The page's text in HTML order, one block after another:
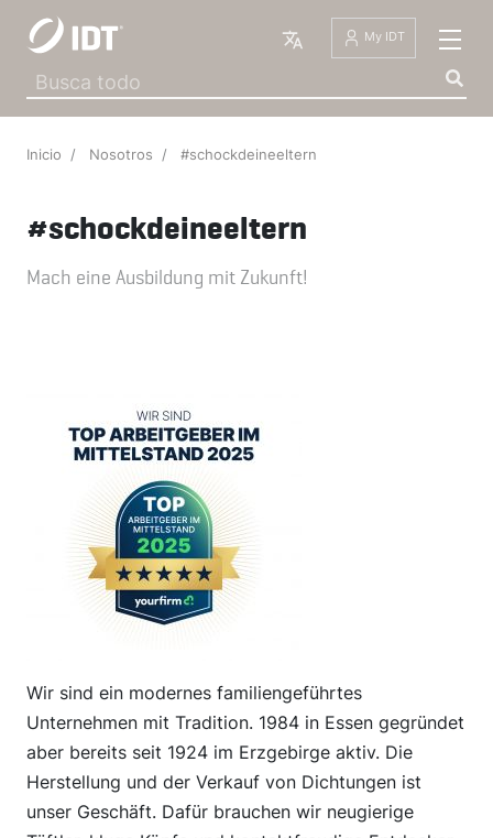
Español My IDT
Inicio Nosotros #schockdeineeltern
#schockdeineeltern
Mach eine Ausbildung mit Zukunft!
Wir sind ein modernes familiengeführtes
Unternehmen mit Tradition. 1984 in Essen gegründet
aber bereits seit 1924 im Erzgebirge aktiv. Die
Herstellung und der Verkauf von Dichtungen ist
unser Geschäft. Dafür brauchen wir neugierige